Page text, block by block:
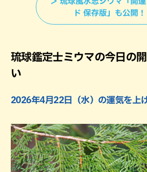
ド 保存版」も公開！
琉球鑑定士ミウマの今日の
い
2026年4月22日（水）の運気を上